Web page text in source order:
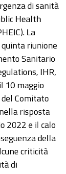
di sanità
Health
La
riunione
Sanitario
IHR,
10 maggio
Comitato
risposta
2022 e il calo
della
criticità
di